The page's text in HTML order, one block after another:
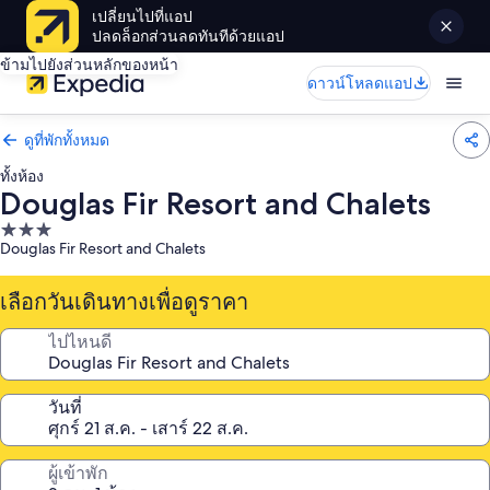
เปลี่ยนไปที่แอป
ปลดล็อกส่วนลดทันทีด้วยแอป
ข้ามไปยังส่วนหลักของหน้า
ดาวน์โหลดแอป
ดูที่พักทั้งหมด
ทั้งห้อง
Douglas Fir Resort and Chalets
ที่พัก
3.0
Douglas Fir Resort and Chalets
เลือกวันเดินทางเพื่อดูราคา
ไปไหนดี
วันที่
ผู้เข้าพัก